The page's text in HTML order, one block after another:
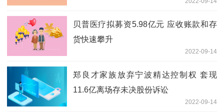
贝普医疗拟募资5.98亿元 应收账款和存
货快速攀升
2022-09-14
郑良才家族放弃宁波精达控制权 套现
11.6亿离场存未决股份诉讼
2022-09-14